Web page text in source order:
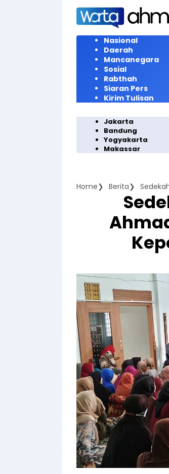
Langsung
konten
Nasional
Daerah
Mancanegara
Sosial
Rabthah
Siaran Pers
Kirim Tulisan
Jakarta
Bandung
Yogyakarta
Makassar
Home Berita